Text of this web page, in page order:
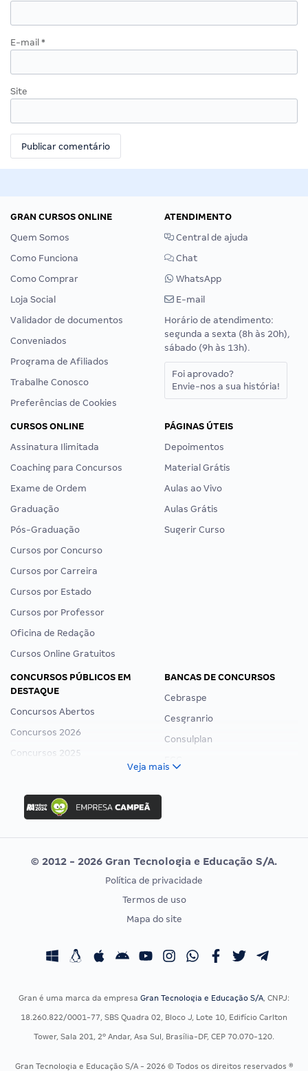
E-mail *
Site
GRAN CURSOS ONLINE
Quem Somos
Como Funciona
Como Comprar
Loja Social
Validador de documentos
Conveniados
Programa de Afiliados
Trabalhe Conosco
Preferências de Cookies
ATENDIMENTO
Central de ajuda
Chat
WhatsApp
E-mail
Horário de atendimento:
segunda a sexta (8h às 20h),
sábado (9h às 13h).
Foi aprovado?
Envie-nos a sua história!
CURSOS ONLINE
Assinatura Ilimitada
Coaching para Concursos
Exame de Ordem
Graduação
Pós-Graduação
Cursos por Concurso
Cursos por Carreira
Cursos por Estado
Cursos por Professor
Oficina de Redação
Cursos Online Gratuitos
PÁGINAS ÚTEIS
Depoimentos
Material Grátis
Aulas ao Vivo
Aulas Grátis
Sugerir Curso
CONCURSOS PÚBLICOS EM
DESTAQUE
Concursos Abertos
Concursos 2026
Concursos 2025
Concurso Ibama
Concurso MPU
Editais publicados
BANCAS DE CONCURSOS
Cebraspe
Cesgranrio
Consulplan
Vunesp
CONCURSOS POR PROFISSÃO
Concursos Fiscais
Concursos Saúde
EXAME DE ORDEM
Calendário OAB
Veja mais
© 2012 - 2026 Gran Tecnologia e Educação S/A.
Política de privacidade
Termos de uso
Mapa do site
Gran é uma marca da empresa Gran Tecnologia e Educação S/A, CNPJ:
18.260.822/0001-77, SBS Quadra 02, Bloco J, Lote 10, Edifício Carlton
Tower, Sala 201, 2º Andar, Asa Sul, Brasília-DF, CEP 70.070-120.
Gran Tecnologia e Educação S/A - 2026 © Todos os direitos reservados ®